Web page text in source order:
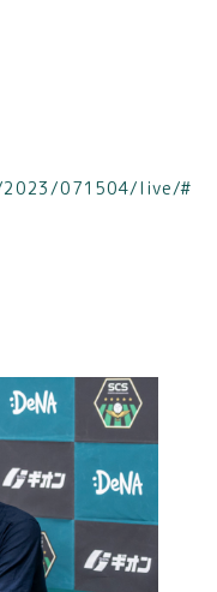
2023/071504/live/#